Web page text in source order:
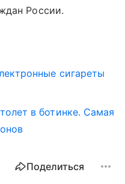
России.
сигареты
в ботинке. Самая
Поделиться